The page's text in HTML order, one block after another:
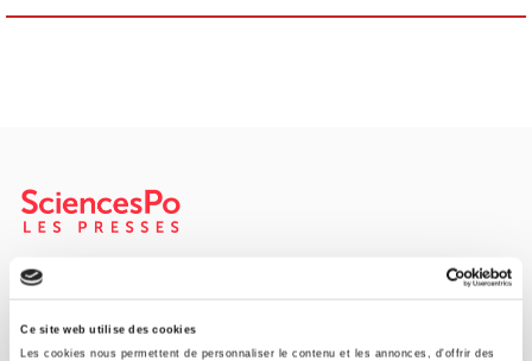
Ce site web utilise des cookies
Les cookies nous permettent de personnaliser le contenu et les annonces, d'offrir des
Maison d'édition dédiée aux sciences humaines et sociales, les
Presses de Sciences Po participent depuis leur création en 1976
à la transmission des savoirs et des idées